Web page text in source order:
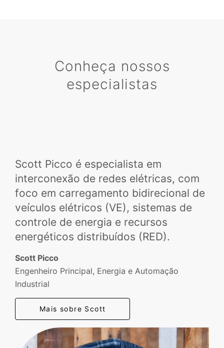
Conheça nossos
especialistas
Scott Picco é especialista em
interconexão de redes elétricas, com
foco em carregamento bidirecional de
veículos elétricos (VE), sistemas de
controle de energia e recursos
energéticos distribuídos (RED).
Scott Picco
Engenheiro Principal, Energia e Automação
Industrial
Mais sobre Scott